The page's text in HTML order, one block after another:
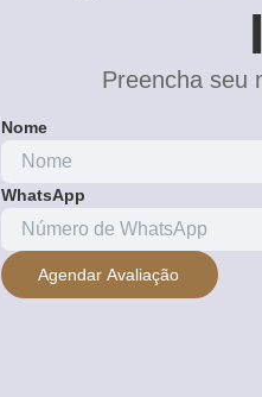
Preencha seu
Nome
WhatsApp
Agendar Avaliação